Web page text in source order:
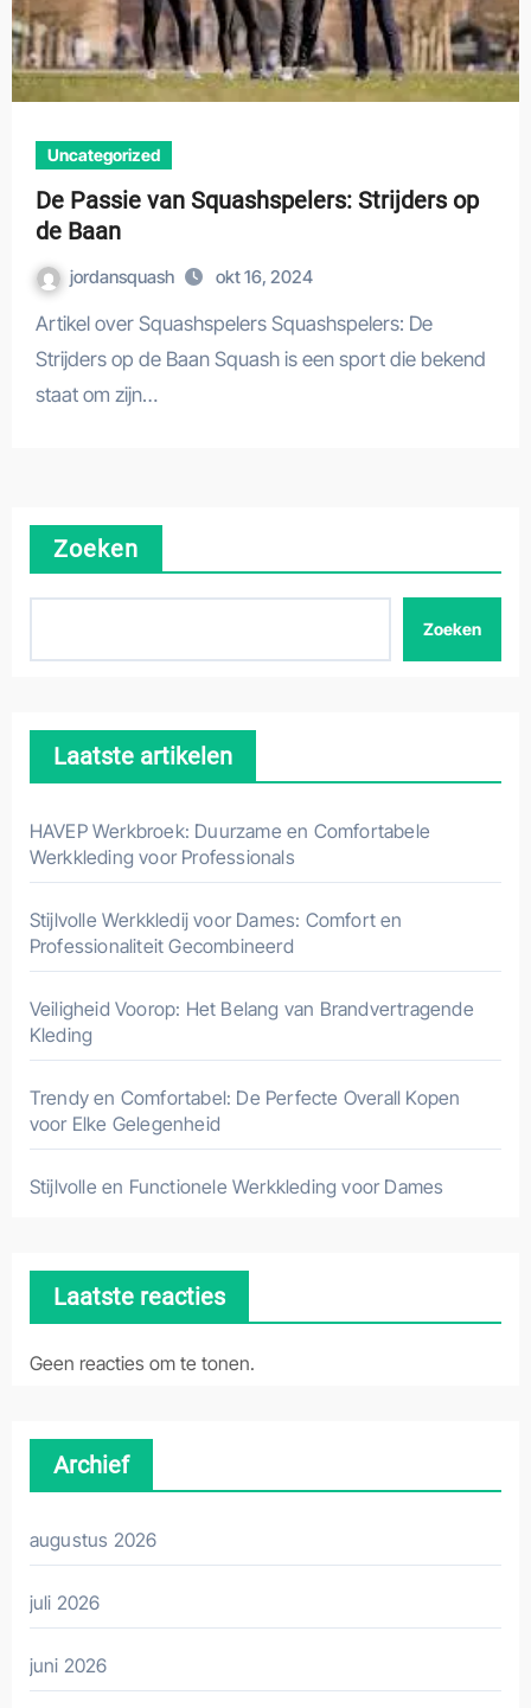
Uncategorized
De Passie van Squashspelers: Strijders op
de Baan
jordansquash okt 16, 2024
Artikel over Squashspelers Squashspelers: De
Strijders op de Baan Squash is een sport die bekend
staat om zijn…
Zoeken
Zoeken
Laatste artikelen
HAVEP Werkbroek: Duurzame en Comfortabele
Werkkleding voor Professionals
Stijlvolle Werkkledij voor Dames: Comfort en
Professionaliteit Gecombineerd
Veiligheid Voorop: Het Belang van Brandvertragende
Kleding
Trendy en Comfortabel: De Perfecte Overall Kopen
voor Elke Gelegenheid
Stijlvolle en Functionele Werkkleding voor Dames
Laatste reacties
Geen reacties om te tonen.
Archief
augustus 2026
juli 2026
juni 2026